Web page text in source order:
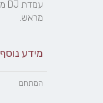
מראש.
מידע נוסף
המתחם